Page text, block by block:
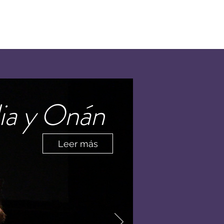
y Onán
Leer más